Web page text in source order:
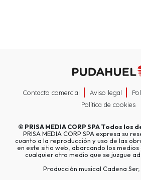
Contacto comercial Aviso legal
Política de cookies
© PRISA MEDIA CORP SPATodos los
PRISA MEDIA CORP SPA expresa su
cuanto a la reproducción y uso de las
en este sitio web, abarcando los
cualquier otro medio que se juzgue
Producción musical Cadena